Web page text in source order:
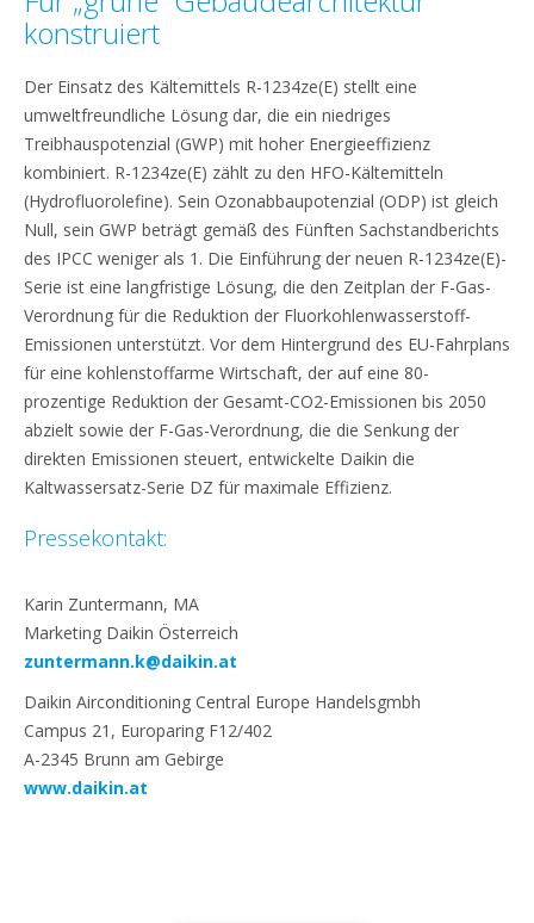
konstruiert
Der Einsatz des Kältemittels R-1234ze(E) stellt eine
umweltfreundliche Lösung dar, die ein niedriges
Treibhauspotenzial (GWP) mit hoher Energieeffizienz
kombiniert. R-1234ze(E) zählt zu den HFO-Kältemitteln
(Hydrofluorolefine). Sein Ozonabbaupotenzial (ODP) ist gleich
Null, sein GWP beträgt gemäß des Fünften Sachstandberichts
des IPCC weniger als 1. Die Einführung der neuen R-1234ze(E)-
Serie ist eine langfristige Lösung, die den Zeitplan der F-Gas-
Verordnung für die Reduktion der Fluorkohlenwasserstoff-
Emissionen unterstützt. Vor dem Hintergrund des EU-Fahrplans
für eine kohlenstoffarme Wirtschaft, der auf eine 80-
prozentige Reduktion der Gesamt-CO2-Emissionen bis 2050
abzielt sowie der F-Gas-Verordnung, die die Senkung der
direkten Emissionen steuert, entwickelte Daikin die
Kaltwassersatz-Serie DZ für maximale Effizienz.
Pressekontakt:
Karin Zuntermann, MA
Marketing Daikin Österreich
zuntermann.k@daikin.at
Daikin Airconditioning Central Europe Handelsgmbh
Campus 21, Europaring F12/402
A-2345 Brunn am Gebirge
www.daikin.at